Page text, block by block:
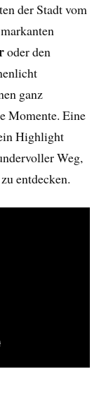
der Stadt vom
oder den
ganz
Momente. Eine
Highlight
Weg,
entdecken.